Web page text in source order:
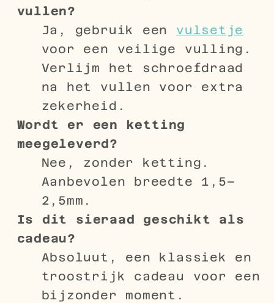
vullen?
Ja, gebruik een vulsetje
voor een veilige vulling.
Verlijm het schroefdraad
na het vullen voor extra
zekerheid.
Wordt er een ketting
meegeleverd?
Nee, zonder ketting.
Aanbevolen breedte 1,5–
2,5mm.
Is dit sieraad geschikt als
cadeau?
Absoluut, een klassiek en
troostrijk cadeau voor een
bijzonder moment.